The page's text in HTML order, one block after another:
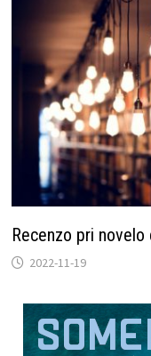
Recenzo pri
2022-11-19